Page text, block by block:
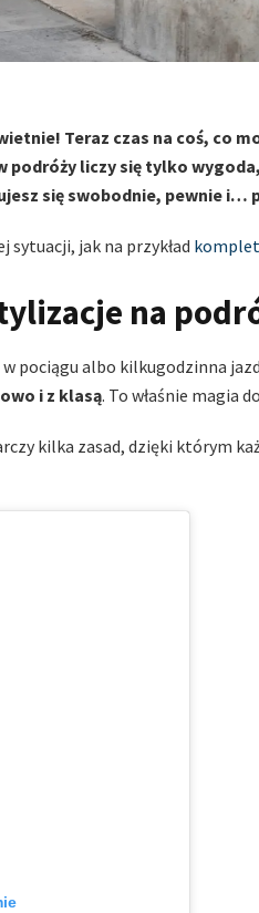
Teraz czas na coś, co
podróży liczy się tylko
się swobodnie, pewnie i…
sytuacji, jak na przykład
na
pociągu albo kilkugodzinna
i z klasą. To właśnie magia
kilka zasad, dzięki którym